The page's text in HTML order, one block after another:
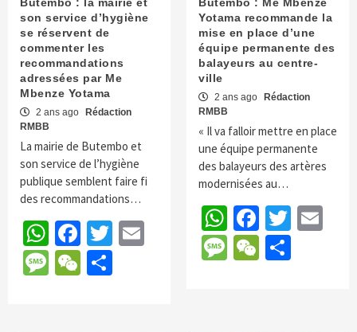
son service d’hygiène
se réservent de
commenter les
recommandations
adressées par Me
Mbenze Yotama
2 ans ago
Rédaction
RMBB
La mairie de Butembo et
son service de l’hygiène
publique semblent faire fi
des recommandations…
WhatsApp
Facebook
TwitterEmail
Message
WeChatPartager
Yotama recommande la
mise en place d’une
équipe permanente des
balayeurs au centre-
ville
2 ans ago
Rédaction
RMBB
« Il va falloir mettre en place
une équipe permanente
des balayeurs des artères
modernisées au…
WhatsApp
Message
WeChat